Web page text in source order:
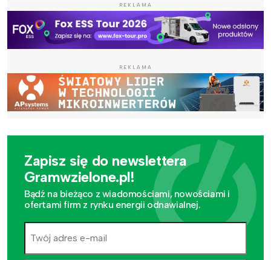
REKLAMA
REKLAMA
Zapisz się do newslettera
Gramwzielone.pl!
Bądź na bieżąco z wiadomościami, nowościami i
ofertami firm z rynku energii odnawialnej.